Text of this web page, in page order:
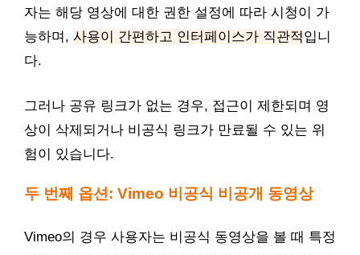
자는 해당 영상에 대한 권한 설정에 따라 시청이 가
능하며, 사용이 간편하고 인터페이스가 직관적입니
다.
그러나 공유 링크가 없는 경우, 접근이 제한되며 영
상이 삭제되거나 비공식 링크가 만료될 수 있는 위
험이 있습니다.
두 번째 옵션: Vimeo 비공식 비공개 동영상
Vimeo의 경우 사용자는 비공식 동영상을 볼 때 특정